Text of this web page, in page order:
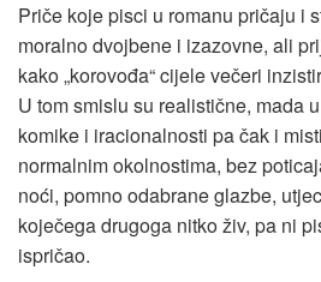
Priče koje pisci u romanu pričaju i
moralno dvojbene i izazovne, ali
kako „korovođa“ cijele večeri
U tom smislu su realistične, mada
komike i iracionalnosti pa čak i
normalnim okolnostima, bez
noći, pomno odabrane glazbe,
koječega drugoga nitko živ, pa ni
ispričao.